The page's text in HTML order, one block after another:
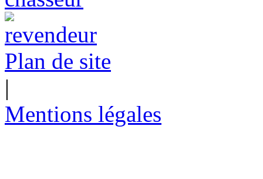
Plan de site
|
Mentions légales